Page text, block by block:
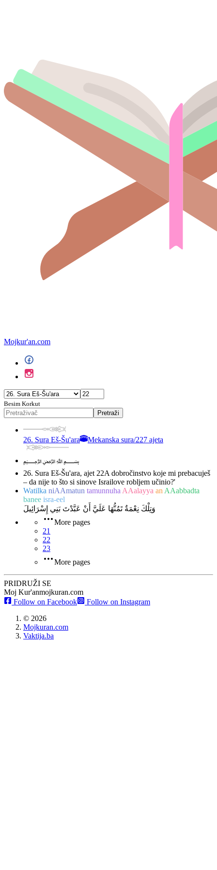
Mojkur'an.com
Besim Korkut
Pretraži
26. Sura Eš-Šu'ara Mekanska sura/227 ajeta
﷽
26. Sura Eš-Šu'ara, ajet 22A dobročinstvo koje mi prebacuješ
– da nije to što si sinove Israilove robljem učinio?'
Watilka niAAmatun tamunnuha AAalayya an AAabbadta
banee isra-eel
وَتِلْكَ نِعْمَةٌ تَمُنُّهَا عَلَيَّ أَنْ عَبَّدْتَ بَنِي إِسْرَائِيلَ
More pages
21
22
23
More pages
PRIDRUŽI SE
Moj Kur'anmojkuran.com
Follow on Facebook
Follow on Instagram
© 2026
Mojkuran.com
Vaktija.ba